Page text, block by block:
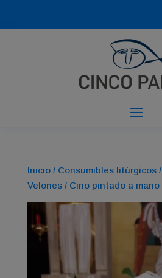
Inicio/ Consumibles litúrgicos/
Velones/ Cirio pintado a mano